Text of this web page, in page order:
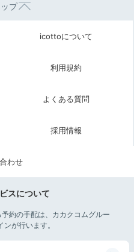
プ
icottoについて
利用規約
よくある質問
採用情報
わせ
スについて
約の手配は、カカクコムグルー
が行います。